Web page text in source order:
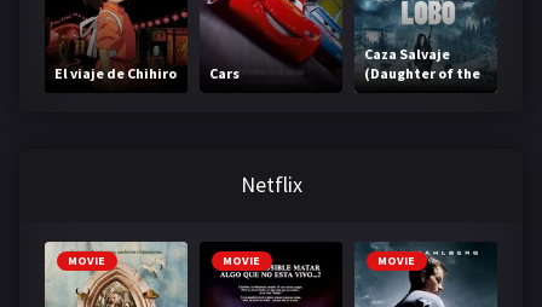
El viaje de Chihiro Cars
Caza Salvaje
(Daughter of the
Wolf)
Netflix
MOVIE MOVIE MOVIE